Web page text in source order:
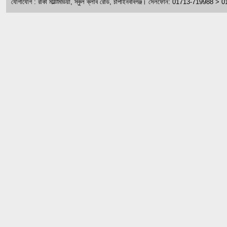
যোগাযোগ : রাকা মাল্টিমিডিয়া, স্কুল ক্লাব রোড, চাঁপাইনবাবগঞ্জ। সেলফোন: 01713-